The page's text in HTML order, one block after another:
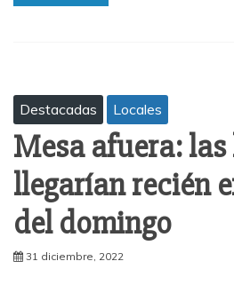
Destacadas Locales
Mesa afuera:
llegarían recién
del domingo
31 diciembre, 2022